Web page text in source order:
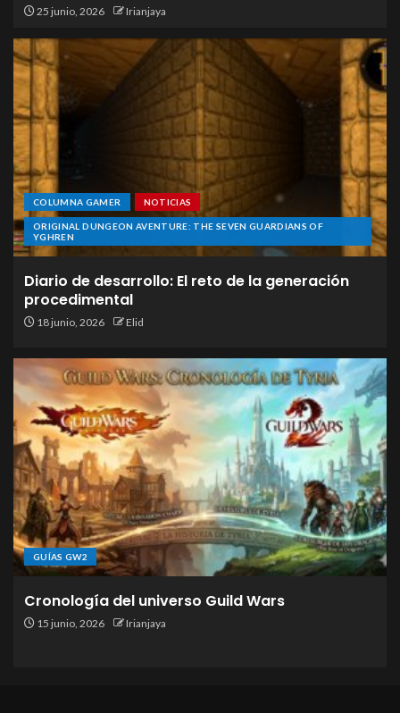
25 junio, 2026 Irianjaya
COLUMNA GAMER NOTICIAS
ORIGINAL DUNGEON AVENTURE: THE SEVEN GUARDIANS OF
YGHREN
Diario de desarrollo: El reto de la generación
procedimental
18 junio, 2026 Elid
GUÍAS GW2
Cronología del universo Guild Wars
15 junio, 2026 Irianjaya